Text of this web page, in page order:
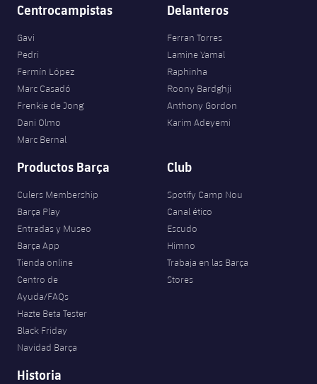
Jugadores
Historia
Palmarés
Clasificaciones
Juvenil
Alevín
Noticias
Masculino
Agenda
plusicon
más
Actualidad
Jugadores
Calendario
Resultados
Clasificaciones
Hockey sobre hielo
plusicon
más
Actualidad
Jugadores
Calendario
Resultados
Clasificaciones
Hockey hierba
Hockey Hierba Masculino
Hockey Hierba Femenino
plusicon
más
Actualidad
Plantilla
Agenda
Escuela de Patinaje
Rugby
plusicon
más
Actualidad
Jugadores
Voleibol
plusicon
más
Noticias
Voleibol masculino
Apúntate a las amateurs
plusicon
más
Apúntate a las amateurs
Centrocampistas
Gavi
Pedri
Fermín López
Marc Casadó
Frenkie de Jong
Dani Olmo
Marc Bernal
Delanteros
Ferran Torres
Lamine Yamal
Raphinha
Roony Bardghji
Anthony Gordon
Karim Adeyemi
Productos Barça
Culers Membership
Barça Play
Entradas y Museo
Barça App
Tienda online
Centro de
Ayuda/FAQs
Hazte Beta Tester
Black Friday
Navidad Barça
Club
Spotify Camp Nou
Canal ético
Escudo
Himno
Trabaja en las Barça
Stores
Historia